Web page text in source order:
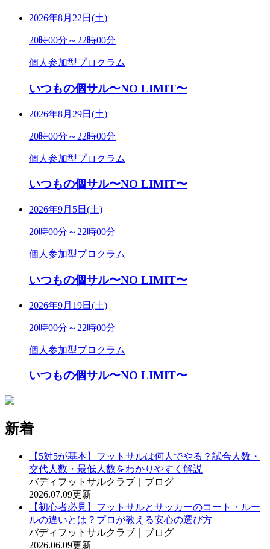
2026年8月22日(土)
20時00分～22時00分
個人参加型プロクラム
いつもの個サル〜NO LIMIT〜
2026年8月29日(土)
20時00分～22時00分
個人参加型プロクラム
いつもの個サル〜NO LIMIT〜
2026年9月5日(土)
20時00分～22時00分
個人参加型プロクラム
いつもの個サル〜NO LIMIT〜
2026年9月19日(土)
20時00分～22時00分
個人参加型プロクラム
いつもの個サル〜NO LIMIT〜
新着
【5対5が基本】フットサルは何人でやる？試合人数・
交代人数・最低人数をわかりやすく解説
バディフットサルクラブ｜ブログ
2026.07.09更新
【初心者必見】フットサルとサッカーのコート・ルー
ルの違いとは？プロが教える安心の選び方
バディフットサルクラブ｜ブログ
2026.06.09更新